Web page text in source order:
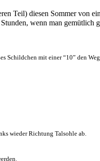
Teil) diesen Sommer von
wenn man gemütlich
Schildchen mit einer “10” den Weg
wieder Richtung Talsohle ab.